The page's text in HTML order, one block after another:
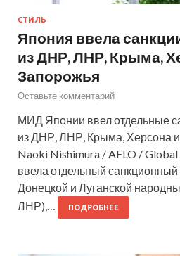
СТИЛЬ
Япония ввела
из ДНР, ЛНР, Крыма,
Запорожья
Оставьте комментарий
МИД Японии ввел отдельные
из ДНР, ЛНР, Крыма, Херсона
Naoki Nishimura / AFLO /
ввела отдельный санкционный
Донецкой и Луганской
ЛНР),…
ПОДРОБНЕЕ